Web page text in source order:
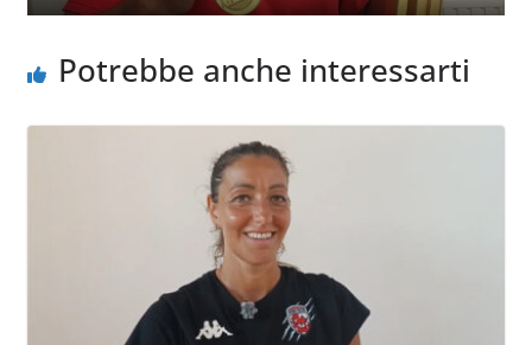
Potrebbe anche interessarti